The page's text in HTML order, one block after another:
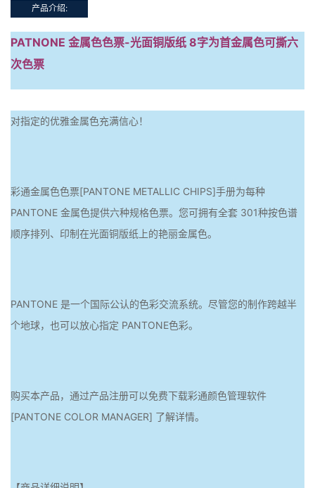
产品介绍:
PATNONE 金属色色票-光面铜版纸 8字为首金属色可撕六
次色票
对指定的优雅金属色充满信心！
彩通金属色色票[PANTONE METALLIC CHIPS]手册为每种
PANTONE 金属色提供六种规格色票。您可拥有全套 301种按色谱
顺序排列、印制在光面铜版纸上的艳丽金属色。
PANTONE 是一个国际公认的色彩交流系统。尽管您的制作跨越半
个地球，也可以放心指定 PANTONE色彩。
购买本产品，通过产品注册可以免费下载彩通颜色管理软件
[PANTONE COLOR MANAGER] 了解详情。